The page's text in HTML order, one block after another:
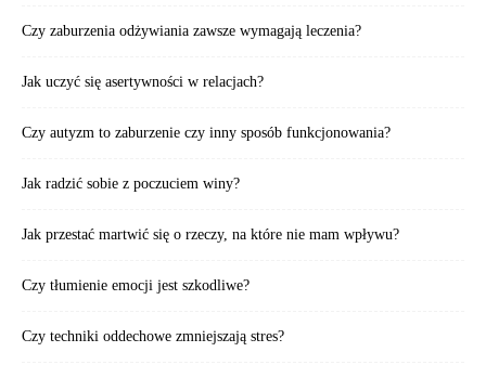
Czy zaburzenia odżywiania zawsze wymagają leczenia?
Jak uczyć się asertywności w relacjach?
Czy autyzm to zaburzenie czy inny sposób funkcjonowania?
Jak radzić sobie z poczuciem winy?
Jak przestać martwić się o rzeczy, na które nie mam wpływu?
Czy tłumienie emocji jest szkodliwe?
Czy techniki oddechowe zmniejszają stres?